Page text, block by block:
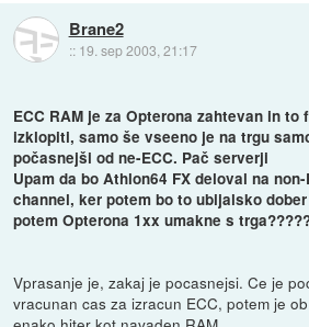
Brane2
:: 19. sep 2003, 21:17
ECC RAM je za Opterona zahtevan in
izklopiti, samo še vseeno je na trgu
počasnejši od ne-ECC. Pač serverji
Upam da bo Athlon64 FX deloval na
channel, ker potem bo to ubijalsko
potem Opterona 1xx umakne s
Vprasanje je, zakaj je pocasnejsi. Ce je
vracunan cas za izracun ECC, potem je